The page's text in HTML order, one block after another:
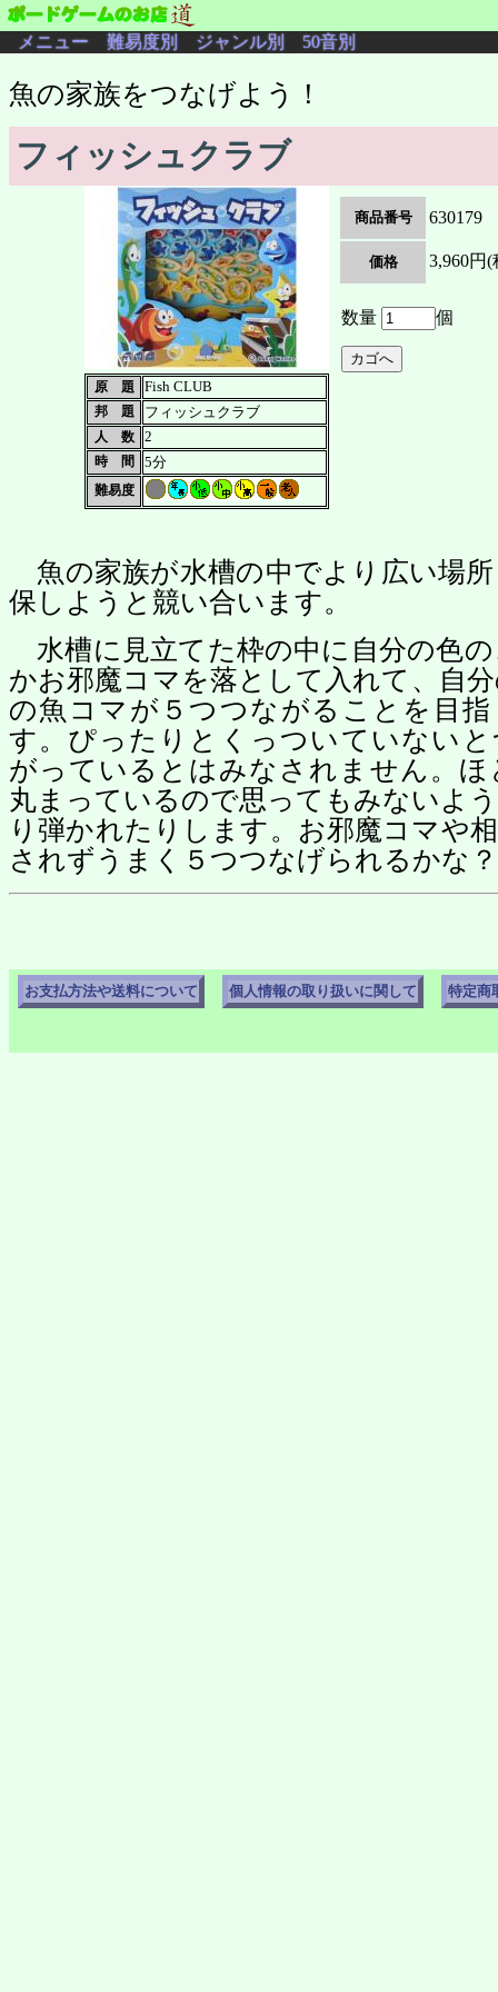
メニュー 難易度別 ジャンル別 50音別
魚の家族をつなげよう！
フィッシュクラブ
原 題 Fish CLUB
邦 題 フィッシュクラブ
人 数 2
時 間 5分
難易度
商品番号 630179
価格 3,960円(
数量 個
魚の家族が水槽の中でより広い場
保しようと競い合います。
水槽に見立てた枠の中に自分の色
かお邪魔コマを落として入れて、自
の魚コマが５つつながることを目指
す。ぴったりとくっついていないと
がっているとはみなされません。
丸まっているので思ってもみないよ
り弾かれたりします。お邪魔コマや
されずうまく５つつなげられるかな？
お支払方法や送料について 個人情報の取り扱いに関して 特定商